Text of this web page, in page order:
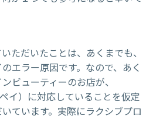
ただいたことは、あくまでも、
エラー原因です。なので、あく
ビューティーのお店が、
イ）に対応していることを仮定
ています。実際にラクシブプロ